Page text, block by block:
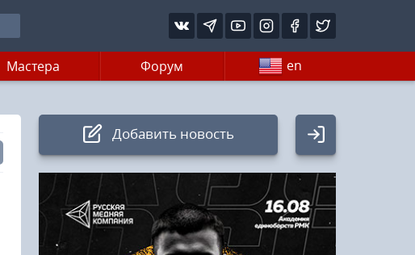
Мастера Форум en
Добавить новость
Авторизация
Логин: